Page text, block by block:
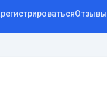
Отзывы